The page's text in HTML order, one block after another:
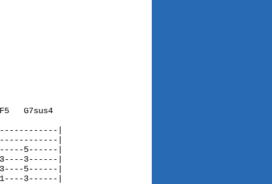
F5   G7sus4
|
|
5------|
3------|
5------|
3------|